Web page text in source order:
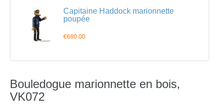
Capitaine Haddock marionnette
poupée
€680.00
Bouledogue marionnette en bois,
VK072